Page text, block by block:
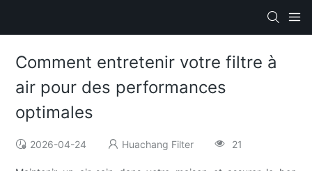
Comment entretenir votre filtre à
air pour des performances
optimales
2026-04-24 Huachang Filter 21